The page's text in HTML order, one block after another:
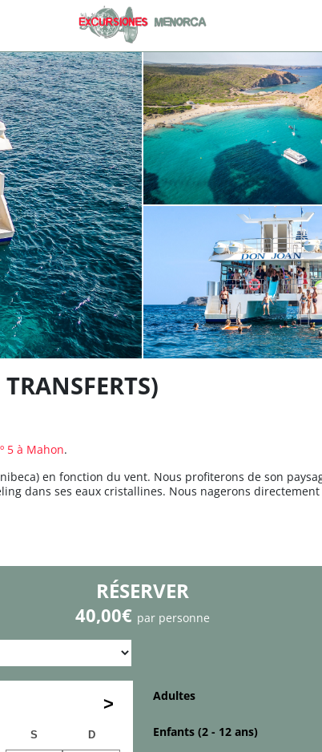
AU PORT DE MAHON)
Lunes a viernes de 9.00h
9.30h a 13.00h
5 à Mahon.
en fonction du vent. Nous profiterons de son
dans ses eaux cristallines. Nous nagerons
RÉSERVER
40,00€ par personne
S D
Adultes
Enfants (2 - 12 ans)